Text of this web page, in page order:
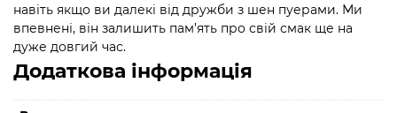
навіть якщо ви далекі від дружби з шен пуерами. Ми
впевнені, він залишить пам’ять про свій смак ще на
дуже довгий час.
Додаткова інформація